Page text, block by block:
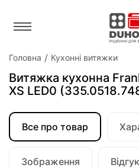
Головна Кухонні витяжки
Витяжка кухонна
XS LED0
Все про товар
Зображення